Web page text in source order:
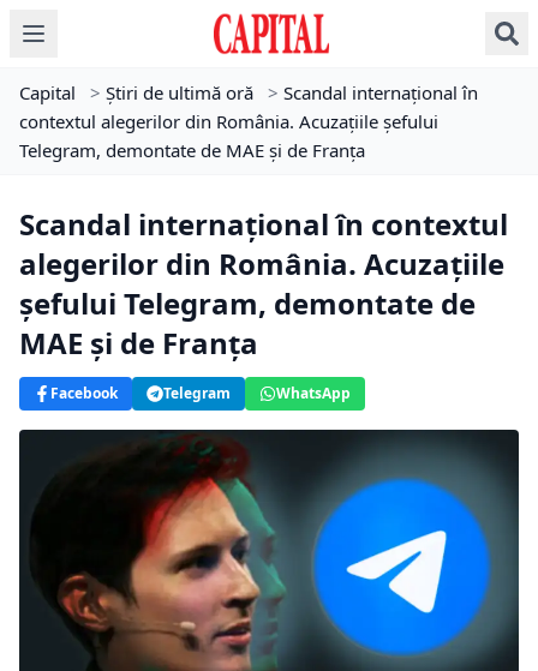
Capital > Știri de ultimă oră > Scandal internațional în
contextul alegerilor din România. Acuzațiile șefului
Telegram, demontate de MAE și de Franța
Scandal internațional în contextul
alegerilor din România. Acuzațiile
șefului Telegram, demontate de
MAE și de Franța
Facebook Telegram WhatsApp